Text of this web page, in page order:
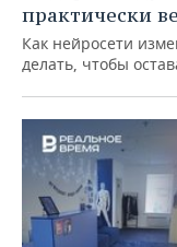
практически
Как нейросети
делать, чтобы